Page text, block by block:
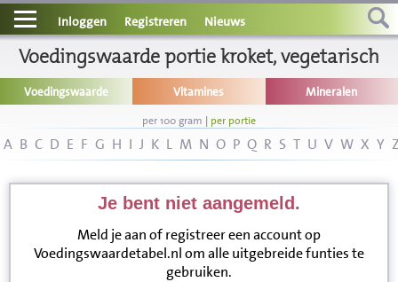
Contact
Informatie
Disclaimer
Inloggen Registreren Nieuws
Voedingswaarde portie kroket, vegetarisch
Voedingswaarde Vitamines Mineralen
per 100 gram | per portie
A B C D E F G H I J K L M N O P Q R S T U V W X Y
Je bent niet aangemeld.
Meld je aan of registreer een account op
Voedingswaardetabel.nl om alle uitgebreide funties te
gebruiken.